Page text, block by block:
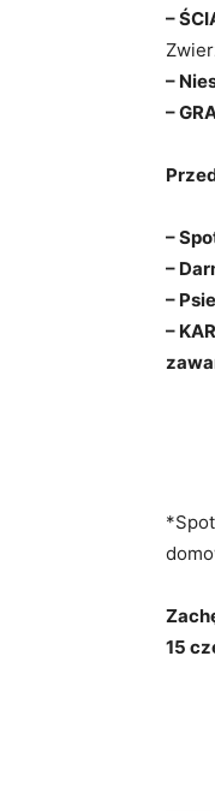
–
–
–
–
–
–
–
15